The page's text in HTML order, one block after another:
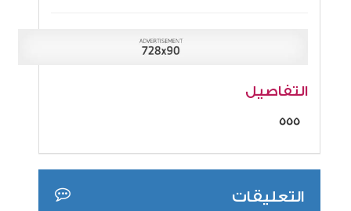
التفاصيل
التعليقات